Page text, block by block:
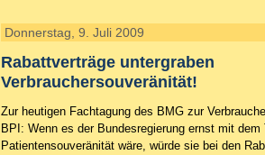
Donnerstag, 9. Juli 2009
Rabattverträge untergraben
Verbrauchersouveränität!
Zur heutigen Fachtagung des BMG zur
BPI: Wenn es der Bundesregierung ernst mit dem
Patientensouveränität wäre, würde sie bei den